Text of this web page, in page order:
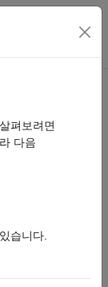
펴보려면
다음
습니다.